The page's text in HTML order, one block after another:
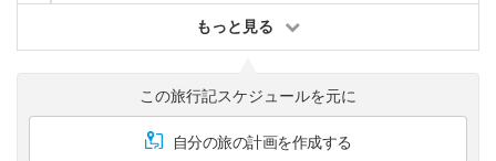
もっと見る
この旅行記スケジュールを元に
自分の旅の計画を作成する